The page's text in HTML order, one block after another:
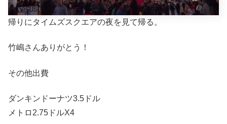
帰りにタイムズスクエアの夜を見て帰る。
竹嶋さんありがとう！
その他出費
ダンキンドーナツ3.5ドル
メトロ2.75ドルX4